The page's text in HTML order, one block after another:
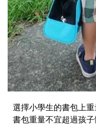
選擇小學生的書包上
書包重量不宜超過孩